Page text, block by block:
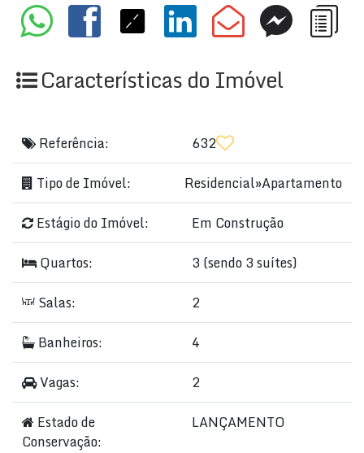
Características do Imóvel
Referência:
632
Tipo de Imóvel:
Residencial»Apartamento
Estágio do Imóvel:
Em Construção
Quartos:
3 (sendo 3 suítes)
Salas:
2
Banheiros:
4
Vagas:
2
Estado de
Conservação:
LANÇAMENTO